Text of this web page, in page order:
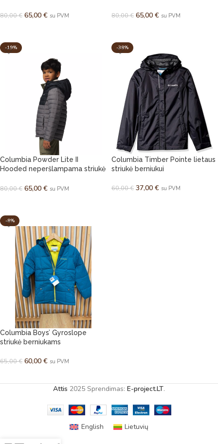
80,00€ 65,00 € su PVM 80,00€ 65,00 € su PVM
-19%
Columbia Powder Lite II
Hooded neperšlampama striukė
80,00€ 65,00 € su PVM
-38%
Columbia Timber Pointe lietaus
striukė berniukui
60,00€ 37,00 € su PVM
-8%
Columbia Boys’ Gyroslope
striukė berniukams
65,00€ 60,00 € su PVM
Attis 2025 Sprendimas: E-project.LT.
English Lietuvių